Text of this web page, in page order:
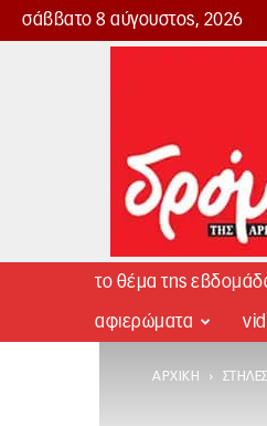
σάββατο 8 αύγουστος, 2026
Δρόμος
το θέμα της
αφιερώματα
ΑΡΧΙΚΉ ΣΤΉΛΕΣ